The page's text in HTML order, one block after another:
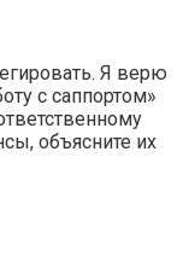
Я верю
с саппортом»
объясните их